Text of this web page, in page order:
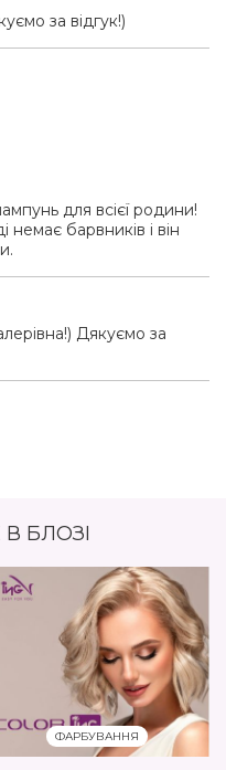
за відгук!)
для всієї родини!
барвників і він
Дякуємо за
БЛОЗІ
ФАРБУВАННЯ